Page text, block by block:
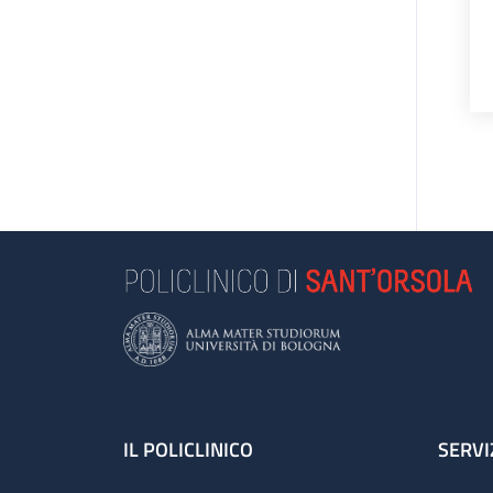
Footer
IL POLICLINICO